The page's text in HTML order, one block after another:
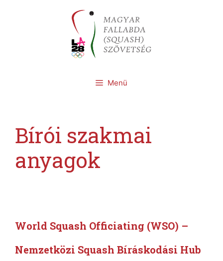
Menü
Bírói szakmai
anyagok
World Squash Officiating (WSO) –
Nemzetközi Squash Bíráskodási Hub